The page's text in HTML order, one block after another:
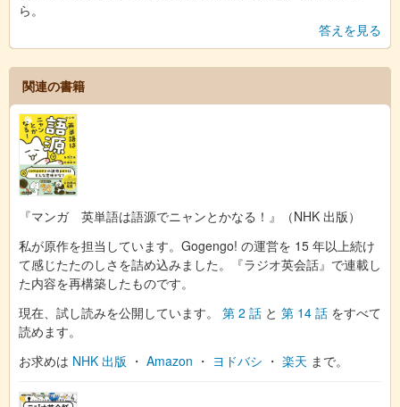
ら。
答えを見る
関連の書籍
『マンガ 英単語は語源でニャンとかなる！』（NHK 出版）
私が原作を担当しています。Gogengo! の運営を 15 年以上続け
て感じたたのしさを詰め込みました。『ラジオ英会話』で連載し
た内容を再構築したものです。
現在、試し読みを公開しています。 第 2 話 と 第 14 話 をすべて
読めます。
お求めは NHK 出版 ・ Amazon ・ ヨドバシ ・ 楽天 まで。